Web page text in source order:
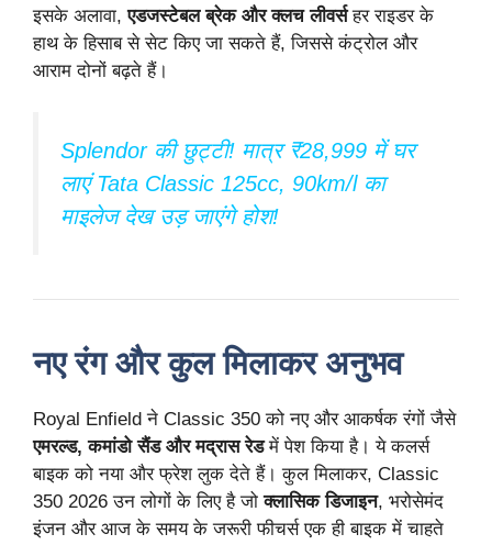
इसके अलावा,एडजस्टेबल ब्रेक और क्लच लीवर्सहर राइडर के
हाथ के हिसाब से सेट किए जा सकते हैं, जिससे कंट्रोल और
आराम दोनों बढ़ते हैं।
Splendor की छुट्टी! मात्र ₹28,999 में घर
लाएं Tata Classic 125cc, 90km/l का
माइलेज देख उड़ जाएंगे होश!
नए रंग और कुल मिलाकर अनुभव
Royal Enfield ने Classic 350 को नए और आकर्षक रंगों जैसे
एमरल्ड, कमांडो सैंड और मद्रास रेडमें पेश किया है। ये कलर्स
बाइक को नया और फ्रेश लुक देते हैं। कुल मिलाकर, Classic
350 2026 उन लोगों के लिए है जोक्लासिक डिजाइन, भरोसेमंद
इंजन और आज के समय के जरूरी फीचर्स एक ही बाइक में चाहते